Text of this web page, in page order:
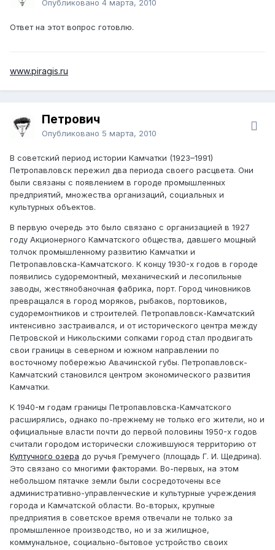
Опубликовано 4 марта, 2010
Ответ на этот вопрос готовлю.
www.piragis.ru
Петрович
Опубликовано 5 марта, 2010
В советский период истории Камчатки (1923–1991)
Петропавловск пережил два периода своего расцвета. Они
были связаны с появлением в городе промышленных
предприятий, множества организаций, социальных и
культурных объектов.
В первую очередь это было связано с организацией в 1927
году Акционерного Камчатского общества, давшего мощный
толчок промышленному развитию Камчатки и
Петропавловска-Камчатского. К концу 1930-х годов в городе
появились судоремонтный, механический и лесопильные
заводы, жестянобаночная фабрика, порт. Город чиновников
превращался в город моряков, рыбаков, портовиков,
судоремонтников и строителей. Петропавловск-Камчатский
интенсивно застраивался, и от исторического центра между
Петровской и Никольскими сопками город стал продвигать
свои границы в северном и южном направлении по
восточному побережью Авачинской губы. Петропавловск-
Камчатский становился центром экономического развития
Камчатки.
К 1940-м годам границы Петропавловска-Камчатского
расширялись, однако по-прежнему не только его жители, но и
официальные власти почти до первой половины 1950-х годов
считали городом исторически сложившуюся территорию от
Култучного озера до ручья Гремучего (площадь Г. И. Щедрина).
Это связано со многими факторами. Во-первых, на этом
небольшом пятачке земли были сосредоточены все
административно-управленческие и культурные учреждения
города и Камчатской области. Во-вторых, крупные
предприятия в советское время отвечали не только за
промышленное производство, но и за жилищное,
коммунальное, социально-бытовое устройство своих